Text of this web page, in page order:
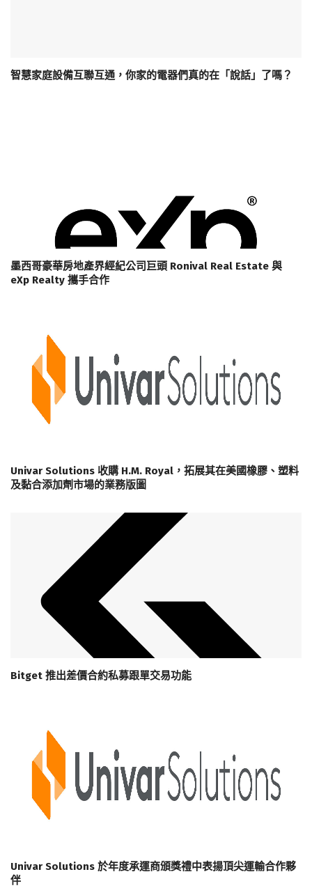
智慧家庭設備互聯互通，你家的電器們真的在「說話」了嗎？
墨西哥豪華房地產界經紀公司巨頭 Ronival Real Estate 與
eXp Realty 攜手合作
Univar Solutions 收購 H.M. Royal，拓展其在美國橡膠、塑料
及黏合添加劑市場的業務版圖
Bitget 推出差價合約私募跟單交易功能
Univar Solutions 於年度承運商頒獎禮中表揚頂尖運輸合作夥
伴